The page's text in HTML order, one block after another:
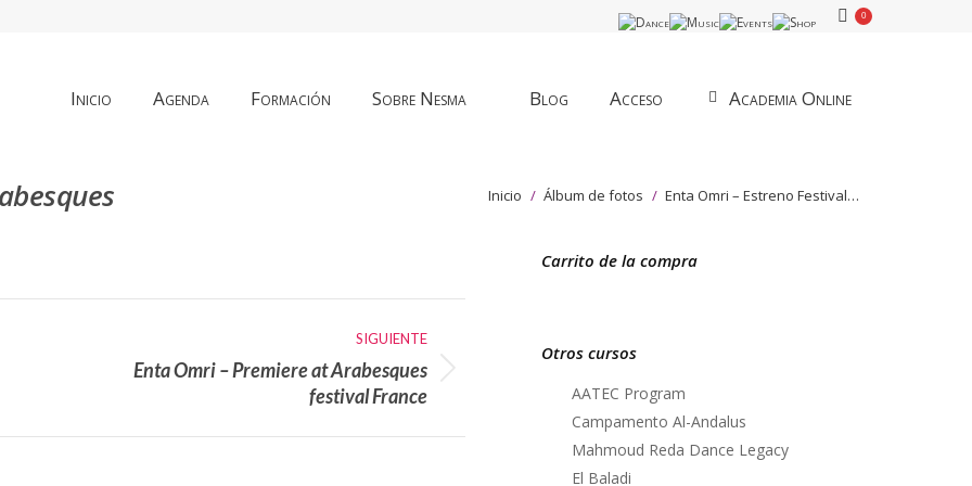
0
Inicio Agenda Formación Sobre Nesma Blog Acceso Academia Online
Estás aquí:
Inicio Álbum de fotos Enta Omri – Estreno Festival…
SIGUIENTE
Enta Omri – Premiere at Arabesques
festival France
Carrito de la compra
Otros cursos
AATEC Program
Campamento Al-Andalus
Mahmoud Reda Dance Legacy
El Baladi